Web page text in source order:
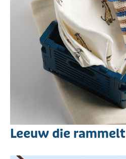
Leeuw die rammelt